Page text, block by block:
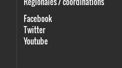
Facebook
Twitter
Youtube